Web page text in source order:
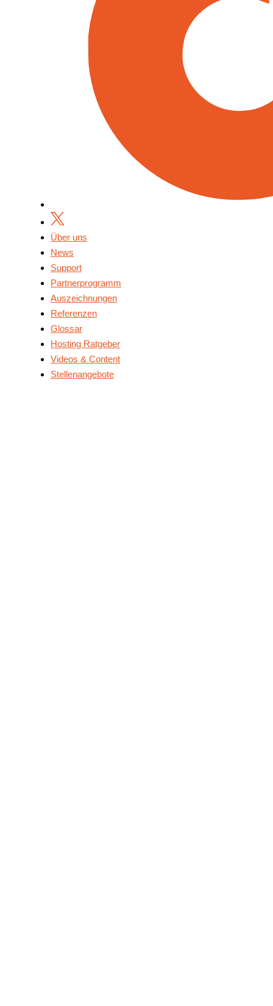
Über uns
News
Support
Partnerprogramm
Auszeichnungen
Referenzen
Glossar
Hosting Ratgeber
Videos & Content
Stellenangebote